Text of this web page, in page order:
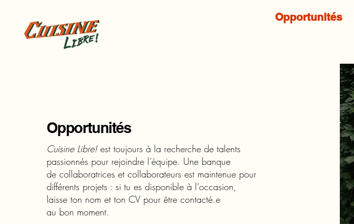
Opportunités
Opportunités
Cuisine Libre!est toujours à la recherche de talents
passionnés pour rejoindre l’équipe. Une banque
de collaboratrices et collaborateurs est maintenue pour
différents projets : si tu es disponible à l’occasion,
laisse ton nom et ton CV pour être contacté.e
au bon moment.